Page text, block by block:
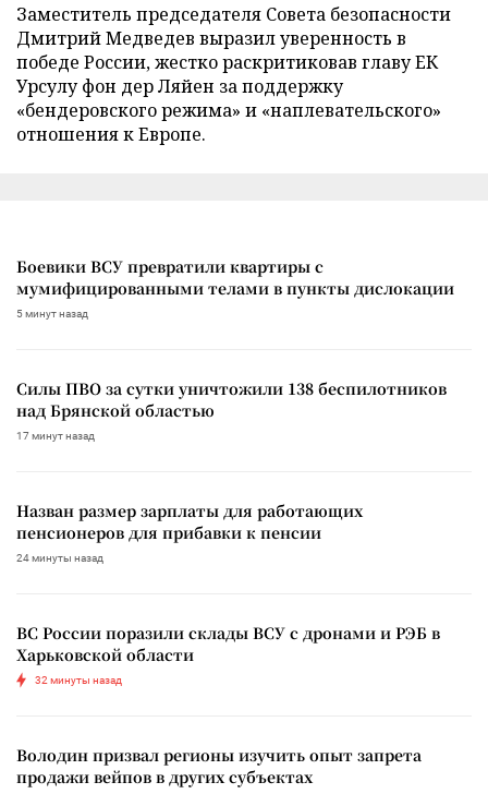
Заместитель председателя Совета безопасности
Дмитрий Медведев выразил уверенность в
победе России, жестко раскритиковав главу ЕК
Урсулу фон дер Ляйен за поддержку
«бендеровского режима» и «наплевательского»
отношения к Европе.
Боевики ВСУ превратили квартиры с
мумифицированными телами в пункты дислокации
5 минут назад
Силы ПВО за сутки уничтожили 138 беспилотников
над Брянской областью
17 минут назад
Назван размер зарплаты для работающих
пенсионеров для прибавки к пенсии
24 минуты назад
ВС России поразили склады ВСУ с дронами и РЭБ в
Харьковской области
32 минуты назад
Володин призвал регионы изучить опыт запрета
продажи вейпов в других субъектах